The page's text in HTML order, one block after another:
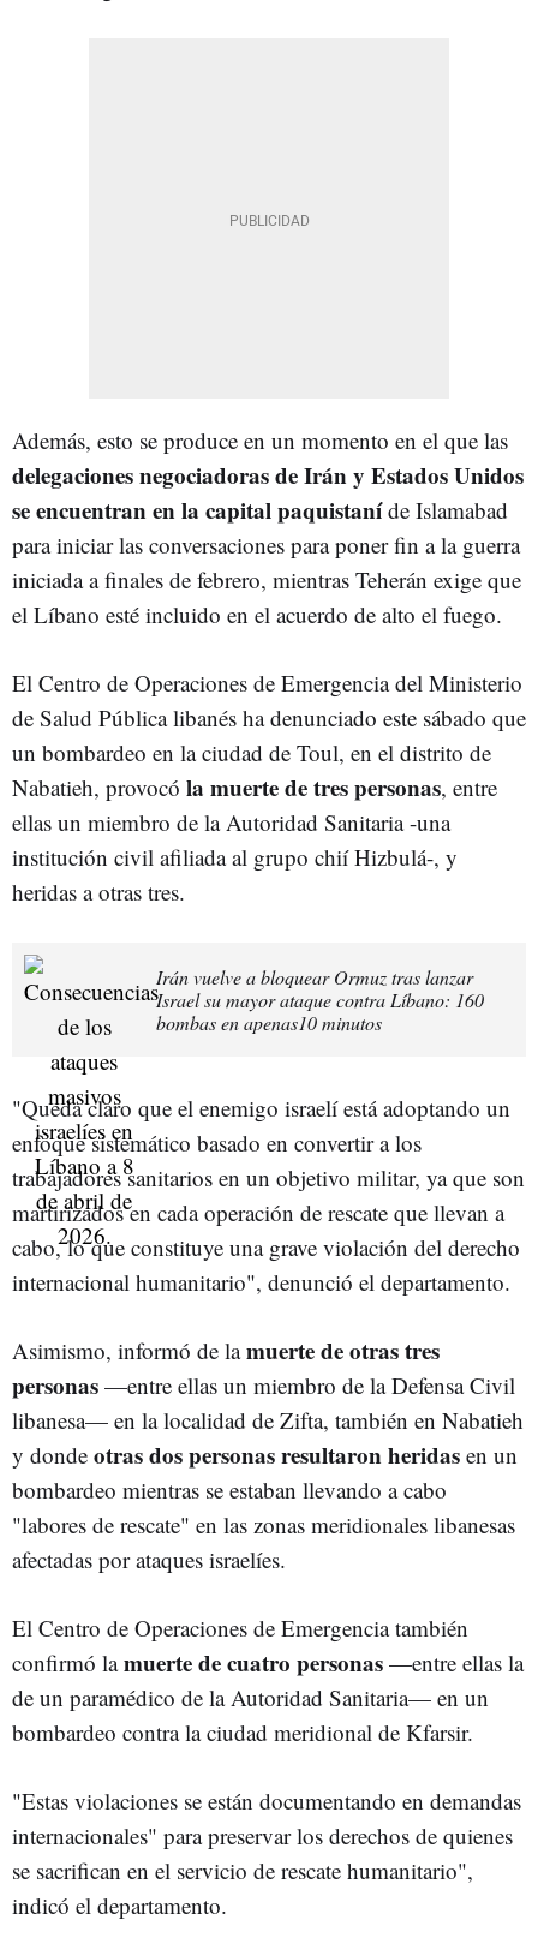
Además, esto se produce en un momento en el que las
delegaciones negociadoras de Irán y Estados Unidos
se encuentran en la capital paquistaníde Islamabad
para iniciar las conversaciones para poner fin a la guerra
iniciada a finales de febrero, mientras Teherán exige que
el Líbano esté incluido en el acuerdo de alto el fuego.
El Centro de Operaciones de Emergencia del Ministerio
de Salud Pública libanés ha denunciado este sábado que
un bombardeo en la ciudad de Toul, en el distrito de
Nabatieh, provocó la muerte de tres personas, entre
ellas un miembro de la Autoridad Sanitaria -una
institución civil afiliada al grupo chií Hizbulá-, y
heridas a otras tres.
Irán vuelve a bloquear Ormuz tras lanzar
Israel su mayor ataque contra Líbano: 160
bombas en apenas10 minutos
"Queda claro que el enemigo israelí está adoptando un
enfoque sistemático basado en convertir a los
trabajadores sanitarios en un objetivo militar, ya que son
martirizados en cada operación de rescate que llevan a
cabo, lo que constituye una grave violación del derecho
internacional humanitario", denunció el departamento.
Asimismo, informó de lamuerte de otras tres
personas —entre ellas un miembro de la Defensa Civil
libanesa— en la localidad de Zifta, también en Nabatieh
y donde otras dos personas resultaron heridas en un
bombardeo mientras se estaban llevando a cabo
"labores de rescate" en las zonas meridionales libanesas
afectadas por ataques israelíes.
El Centro de Operaciones de Emergencia también
confirmó lamuerte de cuatro personas —entre ellas la
de un paramédico de la Autoridad Sanitaria— en un
bombardeo contra la ciudad meridional de Kfarsir.
"Estas violaciones se están documentando en demandas
internacionales" para preservar los derechos de quienes
se sacrifican en el servicio de rescate humanitario",
indicó el departamento.